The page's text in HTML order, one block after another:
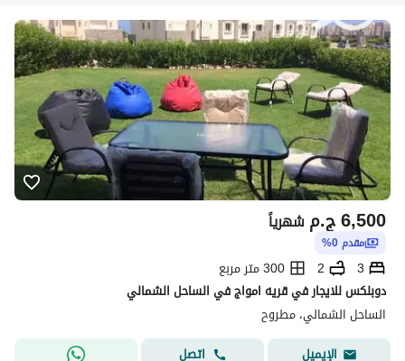
ج.م6,500 شهرياً
مقدم 0%
3
2
300 متر مربع
دوبلكس للايجار في قريه امواج في الساحل الشمالي
الساحل الشمالي، مطروح
الإيميل
اتصل